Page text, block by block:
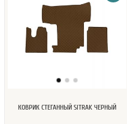
КОВРИК СТЕГАННЫЙ SITRAK ЧЕРНЫЙ